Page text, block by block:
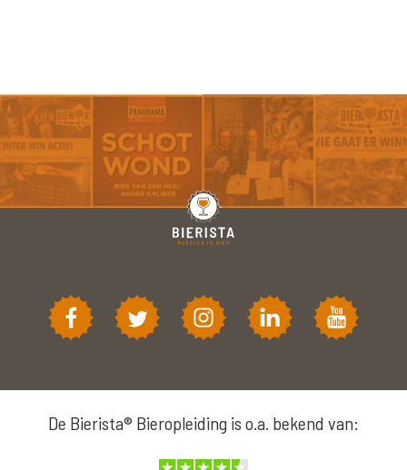
De Bierista® Bieropleiding is o.a. bekend van: